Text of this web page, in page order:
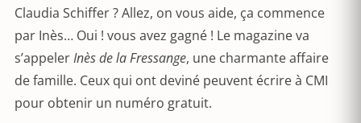
Claudia Schiffer ? Allez, on vous aide, ça commence
par Inès… Oui ! vous avez gagné ! Le magazine va
s’appelerInès de la Fressange, une charmante affaire
de famille. Ceux qui ont deviné peuvent écrire à CMI
pour obtenir un numéro gratuit.